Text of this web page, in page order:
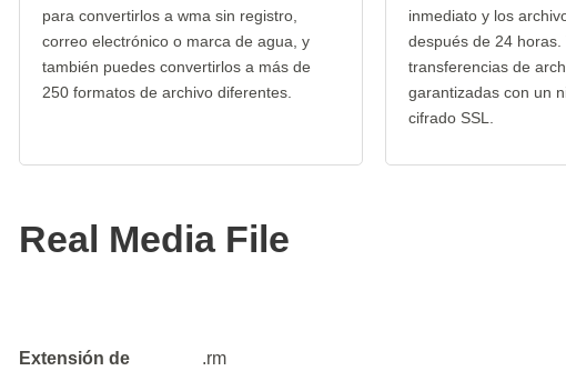
para convertirlos a wma sin registro,
correo electrónico o marca de agua, y
también puedes convertirlos a más de
250 formatos de archivo diferentes.
inmediato y los
después de 24 horas.
transferencias de
garantizadas con un
cifrado SSL.
Real Media File
Extensión de
.rm